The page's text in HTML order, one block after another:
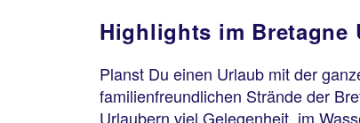
Highlights im Bretagne
Planst Du einen Urlaub mit der
familienfreundlichen Strände der
Urlaubern viel Gelegenheit, im